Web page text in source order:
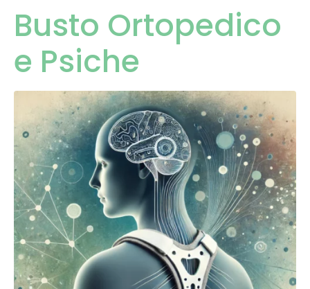
Busto Ortopedico
e Psiche